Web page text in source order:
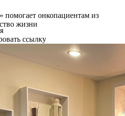
помогает онкопациентам из
жизни